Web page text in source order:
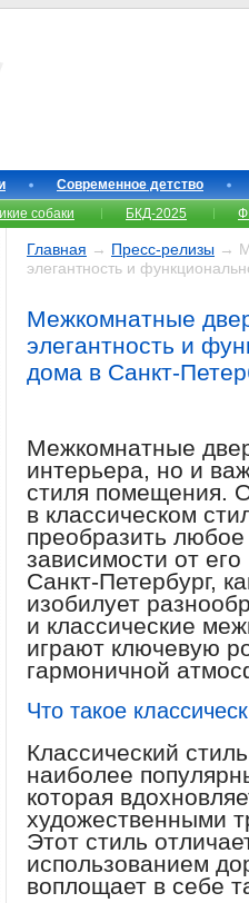
Современное детство
собаки БКД-2025
Главная → Пресс-релизы →
элегантность и
Межкомнатные
элегантность и
дома в Санкт-
Межкомнатные
интерьера, но и
стиля помещения.
в классическом
преобразить
зависимости от
Санкт-Петербург,
изобилует
и классические
играют ключевую
гармоничной
Что такое
Классический
наиболее
которая
художественными
Этот стиль
использованием
воплощает в себе